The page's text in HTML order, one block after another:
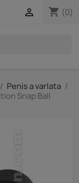
shopping_cart (0)

Penis a varlata
Snap Ball